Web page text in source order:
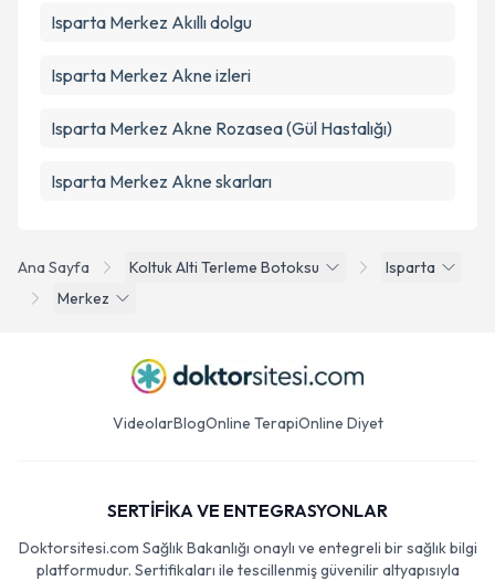
Ana Sayfa Koltuk Alti Terleme Botoksu
Isparta
Merkez
Isparta Merkez Akıllı dolgu
Isparta Merkez Akne izleri
Isparta Merkez Akne Rozasea (Gül Hastalığı)
Isparta Merkez Akne skarları
VideolarBlogOnline TerapiOnline Diyet
SERTİFİKA VE ENTEGRASYONLAR
Doktorsitesi.com Sağlık Bakanlığı onaylı ve entegreli bir sağlık bilgi
platformudur. Sertifikaları ile tescillenmiş güvenilir altyapısıyla